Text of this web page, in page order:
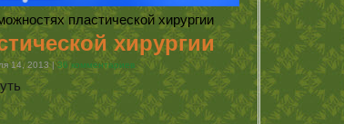
пластической хирургии
хирургии
14, 2013 |36 комментариев